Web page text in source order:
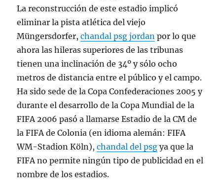
La reconstrucción de este estadio implicó
eliminar la pista atlética del viejo
Müngersdorfer,chandal psg jordan por lo que
ahora las hileras superiores de las tribunas
tienen una inclinación de 34º y sólo ocho
metros de distancia entre el público y el campo.
Ha sido sede de la Copa Confederaciones 2005 y
durante el desarrollo de la Copa Mundial de la
FIFA 2006 pasó a llamarse Estadio de la CM de
la FIFA de Colonia (en idioma alemán: FIFA
WM-Stadion Köln),chandal del psg ya que la
FIFA no permite ningún tipo de publicidad en el
nombre de los estadios.